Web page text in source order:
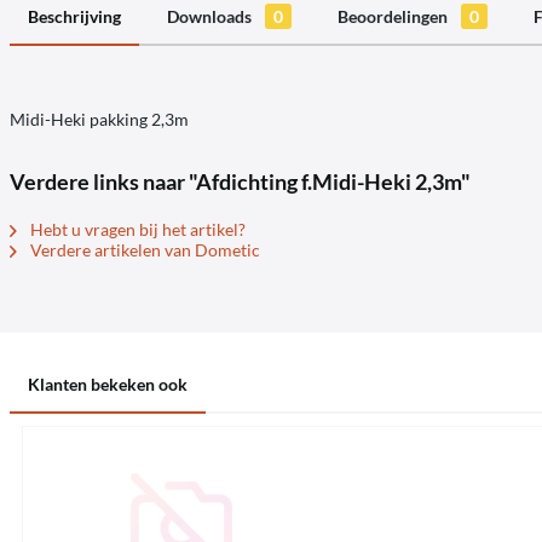
Beschrijving Downloads 0 Beoordelingen 0
Midi-Heki pakking 2,3m
Verdere links naar "Afdichting f.Midi-Heki 2,3m"
Hebt u vragen bij het artikel?
Verdere artikelen van Dometic
Klanten bekeken ook